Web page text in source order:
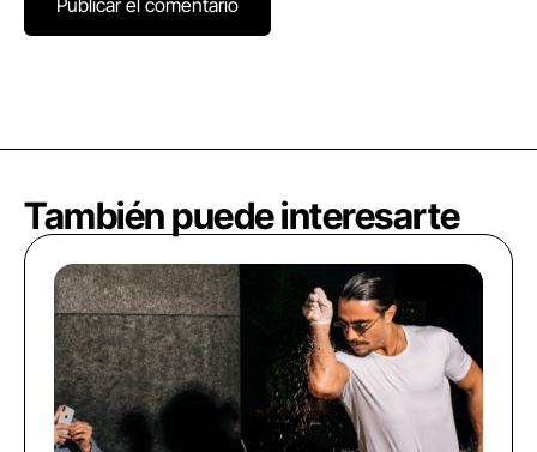
También puede interesarte